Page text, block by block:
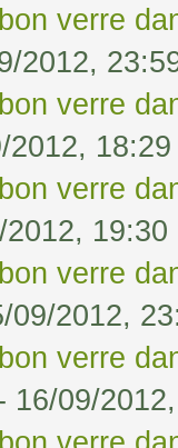
verre
2012,
verre
2012, 18:29
verre
19:30
verre
09/2012,
verre
16/09/